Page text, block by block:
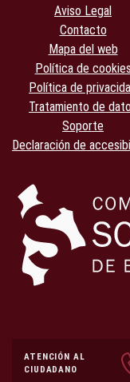
Aviso Legal
Contacto
Mapa del web
Política de cookies
Política de
Tratamiento de
Soporte
Declaración de
ATENCIÓN AL
CIUDADANO